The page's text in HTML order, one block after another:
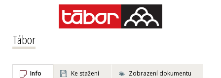
Tábor
Info Ke stažení Zobrazení dokumentu